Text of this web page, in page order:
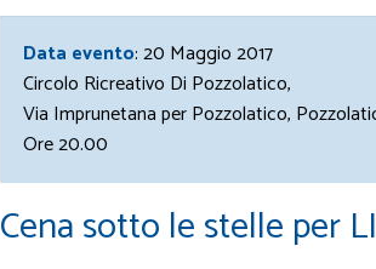
Data evento: 20 Maggio 2017
Circolo Ricreativo Di Pozzolatico,
Via Imprunetana per Pozzolatico,
Ore 20.00
Cena sotto le stelle per